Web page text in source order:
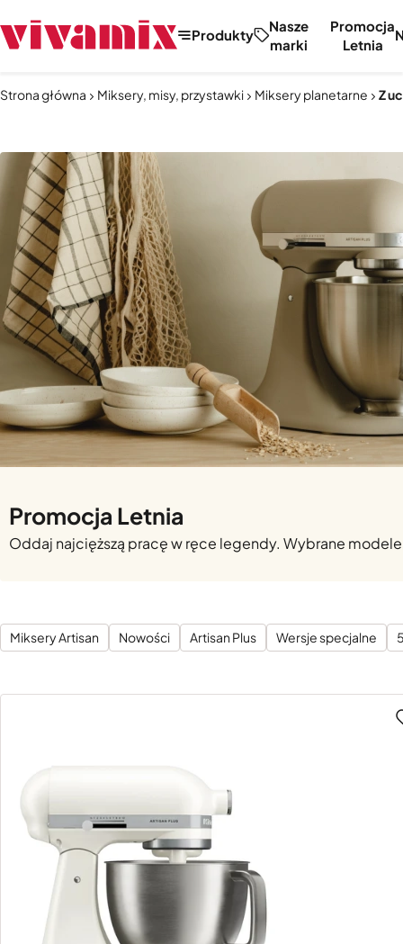
Produkty
Nasze
marki
Promocja
Letnia
Strona główna Miksery, misy, przystawki Miksery planetarne Z
Promocja Letnia
Oddaj najcięższą pracę w ręce legendy. Wybrane
Miksery Artisan Nowości Artisan Plus Wersje specjalne